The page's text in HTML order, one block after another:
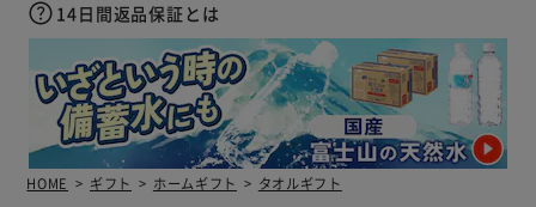
14日間返品保証とは
HOME ギフト ホームギフト タオルギフト